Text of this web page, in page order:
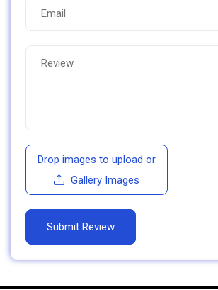
Drop images to upload or
Gallery Images